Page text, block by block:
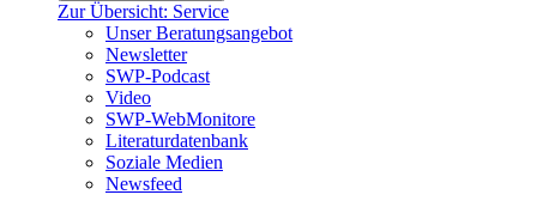
Zur Übersicht: Service
Unser Beratungsangebot
Newsletter
SWP-Podcast
Video
SWP-WebMonitore
Literaturdatenbank
Soziale Medien
Newsfeed